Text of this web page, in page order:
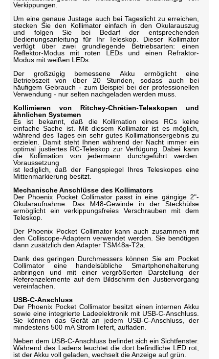
Verkippungen.
Um eine genaue Justage auch bei Tageslicht zu erreichen,
stecken Sie den Kollimator einfach in den Okularauszug
und folgen Sie bei Bedarf der entsprechenden
Bedienungsanleitung für Ihr Teleskop. Dieser Kollimator
verfügt über zwei grundlegende Betriebsarten: einen
Reflektor-Modus mit roten LEDs und einen Refraktor-
Modus mit weißen LEDs.
Der großzügig bemessene Akku ermöglicht eine
Betriebszeit von über 20 Stunden, sodass auch bei
häufigem Gebrauch - zum Beispiel bei der professionellen
Verwendung - nur selten nachgeladen werden muss.
Kollimieren von Ritchey-Chrétien-Teleskopen und
ähnlichen Systemen
Es ist bekannt, daß die Kollimation eines RCs keine
einfache Sache ist. Mit diesem Kollimator ist es möglich,
während des Tages ein sehr gutes Kollimationsergebnis zu
erzielen. Damit steht Ihnen während der Nacht immer ein
optimal justiertes RC-Teleskop zur Verfügung. Dabei kann
die Kollimation von jedermann durchgeführt werden.
Voraussetzung
ist lediglich, daß der Fangspiegel Ihres Teleskopes eine
Mittenmarkierung besitzt.
Mechanische Anschlüsse des Kollimators
Der Phoenix Pocket Collimator passt in eine gängige 2"-
Okularaufnahme. Das M48-Gewinde in der Steckhülse
ermöglicht ein verkippungsfreies Verschrauben mit dem
Teleskop.
Der Phoenix Pocket Collimator kann auch zusammen mit
den Colliscope-Adaptern verwendet werden. Sie benötigen
dann zusätzlich den Adapter TSM48a-T2a.
Dank des geringen Durchmessers können Sie am Pocket
Collimator eine handelsübliche Smartphonehalterung
anbringen und mit einer vergrößerten Darstellung der
Referenzelemente auf dem Bildschirm den Justiervorgang
vereinfachen.
USB-C-Anschluss
Der Phoenix Pocket Collimator besitzt einen internen Akku
sowie eine integrierte Ladeelektronik mit USB-C-Anschluss.
Sie können das Gerät an jedem USB-C-Anschluss, der
mindestens 500 mA Strom liefert, aufladen.
Neben dem USB-C-Anschluss befindet sich ein Sichtfenster.
Während des Ladens leuchtet die dort befindliche LED rot,
ist der Akku voll geladen, wechselt die Anzeige auf grün.